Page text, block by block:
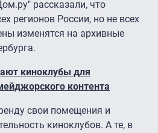
рассказали, что
регионов России, но не всех
изменятся на архивные
киноклубы для
контента
свои помещения и
киноклубов. А те, в